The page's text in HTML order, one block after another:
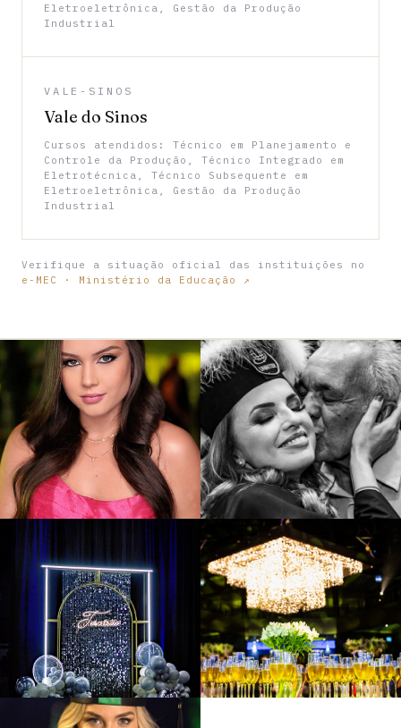
Eletroeletrônica, Gestão da Produção
Industrial
VALE-SINOS
Vale do Sinos
Cursos atendidos: Técnico em Planejamento e
Controle da Produção, Técnico Integrado em
Eletrotécnica, Técnico Subsequente em
Eletroeletrônica, Gestão da Produção
Industrial
Verifique a situação oficial das instituições no
e-MEC · Ministério da Educação ↗